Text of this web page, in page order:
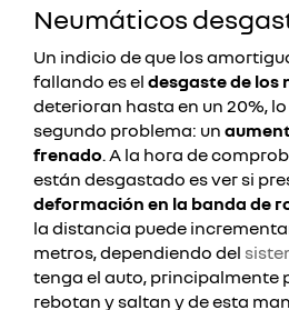
Neumáticos
Un indicio de que los
fallando es el desgaste de los
deterioran hasta en un 20%,
segundo problema: un
frenado. A la hora de
están desgastado es ver si
deformación en la banda de
la distancia puede
metros, dependiendo del
tenga el auto, principalmente
rebotan y saltan y de esta